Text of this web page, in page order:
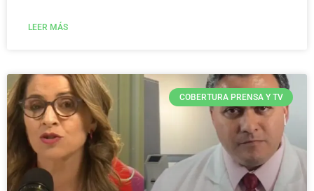
LEER MÁS
COBERTURA PRENSA Y TV